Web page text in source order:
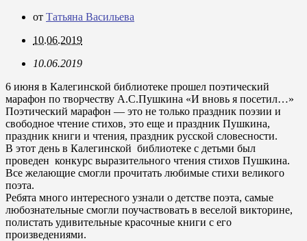
от Татьяна Васильева
10.06.2019
10.06.2019
6 июня в Калегинской библиотеке прошел поэтический
марафон по творчеству А.С.Пушкина «И вновь я посетил…»
Поэтический марафон — это не только праздник поэзии и
свободное чтение стихов, это еще и праздник Пушкина,
праздник книги и чтения, праздник русской словесности.
В этот день в Калегинской библиотеке с детьми был
проведен конкурс выразительного чтения стихов Пушкина.
Все желающие смогли прочитать любимые стихи великого
поэта.
Ребята много интересного узнали о детстве поэта, самые
любознательные смогли поучаствовать в веселой викторине,
полистать удивительные красочные книги с его
произведениями.